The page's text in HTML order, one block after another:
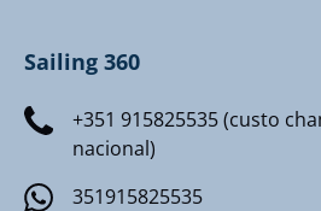
Sailing 360
+351 915825535 (custo
nacional)
351915825535